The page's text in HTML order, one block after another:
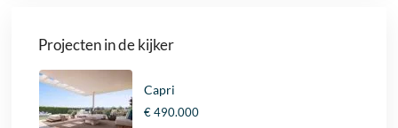
Projecten in de kijker
Capri
€ 490.000